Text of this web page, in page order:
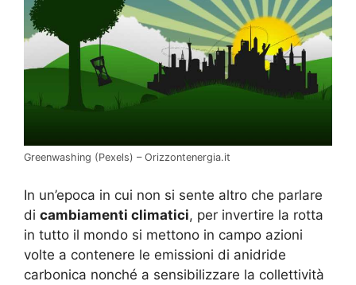
Greenwashing (Pexels) – Orizzontenergia.it
In un’epoca in cui non si sente altro che parlare
di cambiamenti climatici, per invertire la rotta
in tutto il mondo si mettono in campo azioni
volte a contenere le emissioni di anidride
carbonica nonché a sensibilizzare la collettività